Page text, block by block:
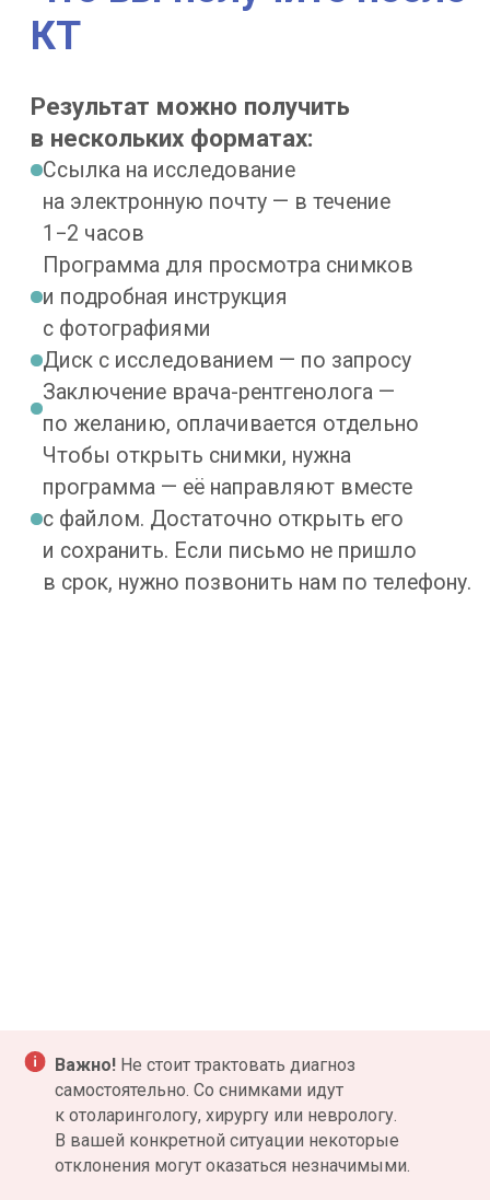
Важно! Не стоит трактовать диагноз
самостоятельно. Со снимками идут
к отоларингологу, хирургу или неврологу.
В вашей конкретной ситуации некоторые
отклонения могут оказаться незначимыми.
5,0